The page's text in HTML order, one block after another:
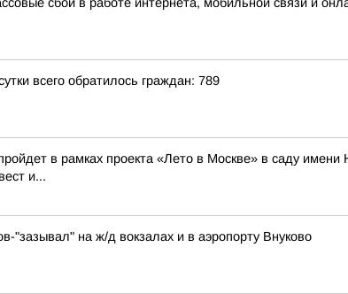
всего обратилось граждан: 789
в рамках проекта «Лето в Москве» в саду имени
и...
"зазывал" на ж/д вокзалах и в аэропорту Внуково